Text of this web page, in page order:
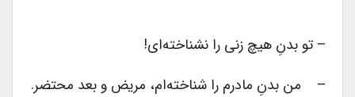
– تو بدنِ هیچ زنی را نشناخته‌ای!
– من بدنِ مادرم را شناخته‌ام، مریض و بعد محتضر.